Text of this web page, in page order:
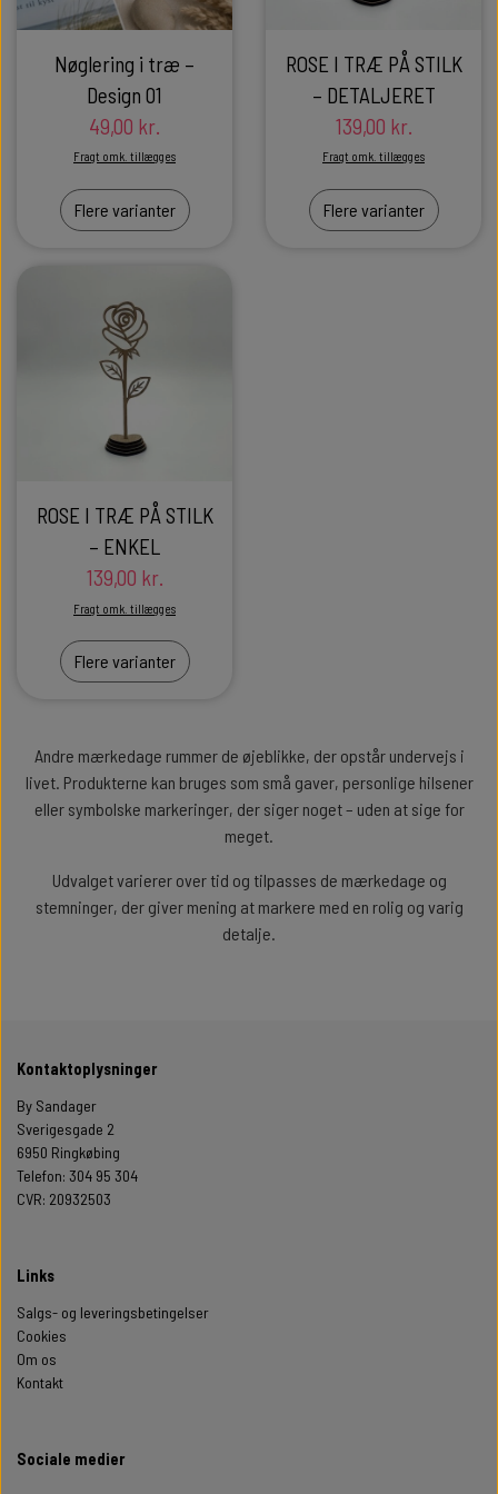
Nøglering i træ –
Design 01
49,00 kr.
Fragt omk. tillægges
Flere varianter
ROSE I TRÆ PÅ STILK
– DETALJERET
139,00 kr.
Fragt omk. tillægges
Flere varianter
ROSE I TRÆ PÅ STILK
– ENKEL
139,00 kr.
Fragt omk. tillægges
Flere varianter
Andre mærkedage rummer de øjeblikke, der opstår undervejs i
livet. Produkterne kan bruges som små gaver, personlige hilsener
eller symbolske markeringer, der siger noget – uden at sige for
meget.
Udvalget varierer over tid og tilpasses de mærkedage og
stemninger, der giver mening at markere med en rolig og varig
detalje.
Kontaktoplysninger
By Sandager
Sverigesgade 2
6950 Ringkøbing
Telefon: 304 95 304
CVR: 20932503
Links
Salgs- og leveringsbetingelser
Cookies
Om os
Kontakt
Sociale medier